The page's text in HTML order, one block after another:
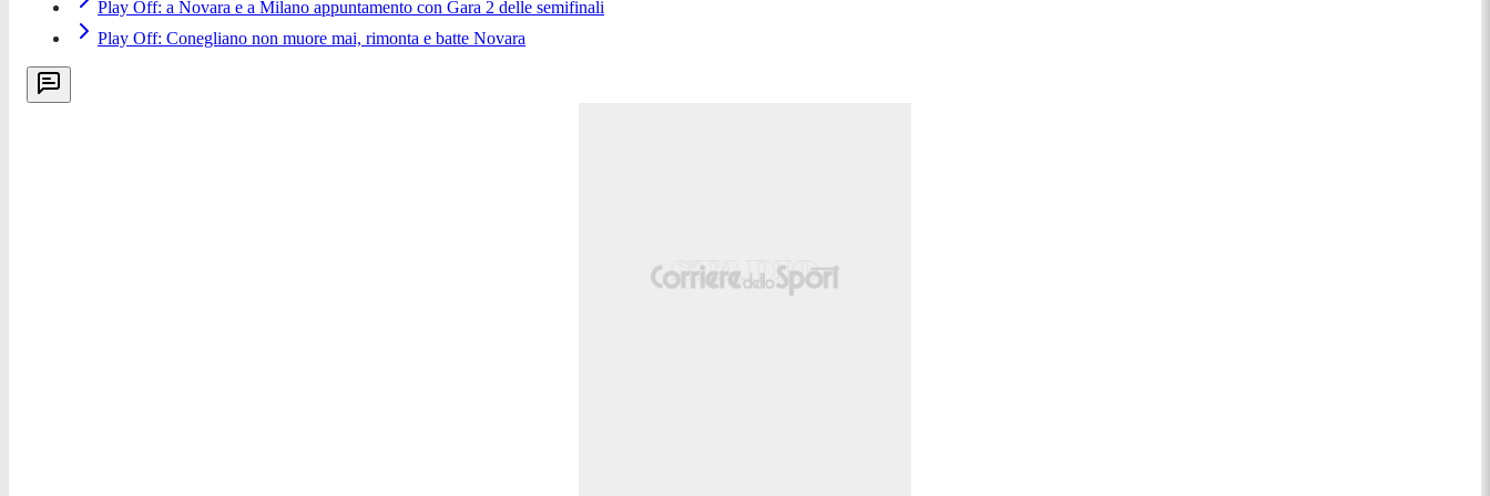
Play Off: a Novara e a Milano appuntamento con Gara 2 delle semifinali
Play Off: Conegliano non muore mai, rimonta e batte Novara